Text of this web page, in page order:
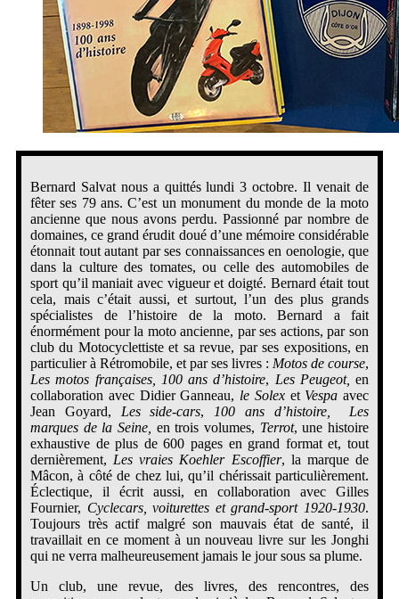
Bernard Salvat nous a quittés lundi 3 octobre. Il venait de
fêter ses 79 ans. C’est un monument du monde de la moto
ancienne que nous avons perdu. Passionné par nombre de
domaines, ce grand érudit doué d’une mémoire considérable
étonnait tout autant par ses connaissances en oenologie, que
dans la culture des tomates, ou celle des automobiles de
sport qu’il maniait avec vigueur et doigté. Bernard était tout
cela, mais c’était aussi, et surtout, l’un des plus grands
spécialistes de l’histoire de la moto. Bernard a fait
énormément pour la moto ancienne, par ses actions, par son
club du Motocyclettiste et sa revue, par ses expositions, en
particulier à Rétromobile, et par ses livres : Motos de course,
Les motos françaises, 100 ans d’histoire, Les Peugeot, en
collaboration avec Didier Ganneau, le Solexet Vespa avec
Jean Goyard, Les side-cars, 100 ans d’histoire,
Les
marques de la Seine, en trois volumes, Terrot, une histoire
exhaustive de plus de 600 pages en grand format et, tout
dernièrement, Les vraies Koehler Escoffier, la marque de
Mâcon, à côté de chez lui, qu’il chérissait particulièrement.
Éclectique, il écrit aussi, en collaboration avec Gilles
Fournier, Cyclecars, voiturettes et grand-sport 1920-1930.
Toujours très actif malgré son mauvais état de santé, il
travaillait en ce moment à un nouveau livre sur les Jonghi
qui ne verra malheureusement jamais le jour sous sa plume.
Un club, une revue, des livres, des rencontres, des